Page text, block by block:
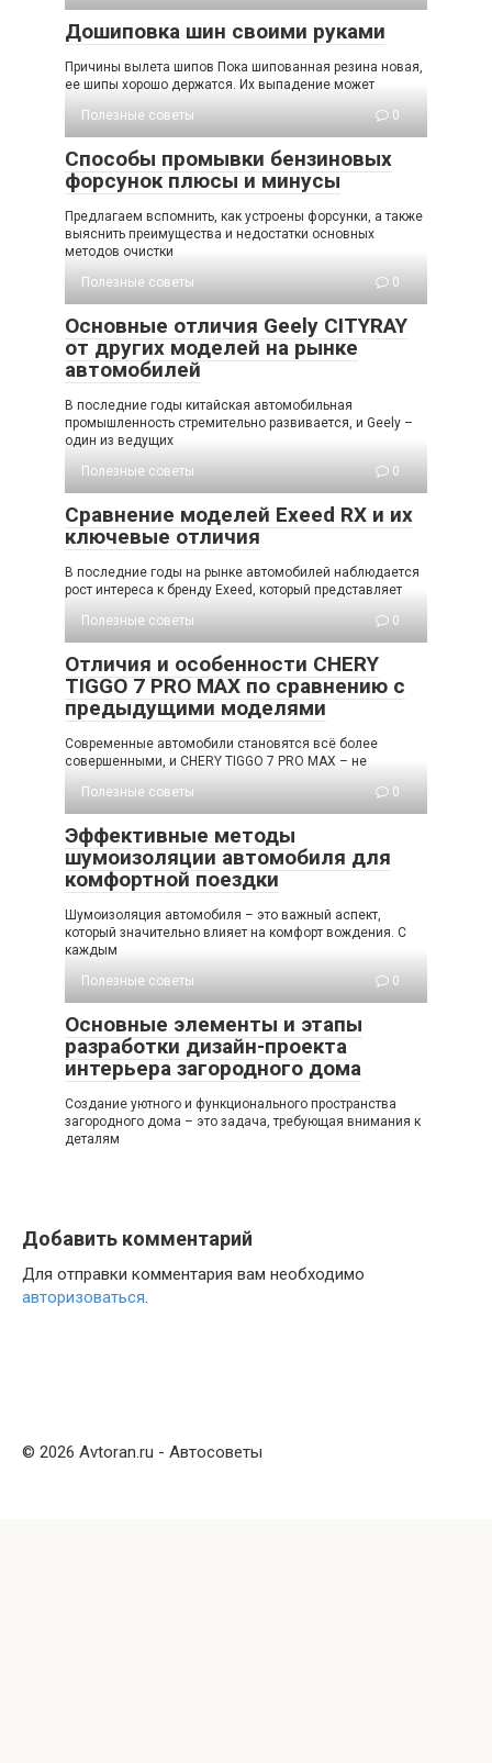
Дошиповка шин своими руками
Причины вылета шипов Пока шипованная резина новая,
ее шипы хорошо держатся. Их выпадение может
Полезные советы
0
Способы промывки бензиновых
форсунок плюсы и минусы
Предлагаем вспомнить, как устроены форсунки, а также
выяснить преимущества и недостатки основных
методов очистки
Полезные советы
0
Основные отличия Geely CITYRAY
от других моделей на рынке
автомобилей
В последние годы китайская автомобильная
промышленность стремительно развивается, и Geely –
один из ведущих
Полезные советы
0
Сравнение моделей Exeed RX и их
ключевые отличия
В последние годы на рынке автомобилей наблюдается
рост интереса к бренду Exeed, который представляет
Полезные советы
0
Отличия и особенности CHERY
TIGGO 7 PRO MAX по сравнению с
предыдущими моделями
Современные автомобили становятся всё более
совершенными, и CHERY TIGGO 7 PRO MAX – не
Полезные советы
0
Эффективные методы
шумоизоляции автомобиля для
комфортной поездки
Шумоизоляция автомобиля – это важный аспект,
который значительно влияет на комфорт вождения. С
каждым
Полезные советы
0
Основные элементы и этапы
разработки дизайн-проекта
интерьера загородного дома
Создание уютного и функционального пространства
загородного дома – это задача, требующая внимания к
деталям
Добавить комментарий
Для отправки комментария вам необходимо
авторизоваться.
© 2026 Avtoran.ru - Автосоветы